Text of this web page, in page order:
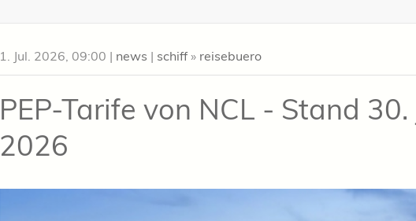
1. Jul. 2026, 09:00 | news | schiff » reisebuero
PEP-Tarife von NCL - Stand 30.
2026